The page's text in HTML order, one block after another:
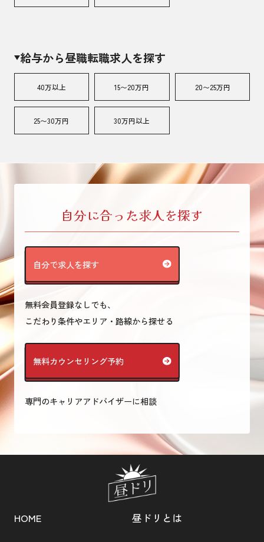
給与から昼職転職求人を探す
40万以上 15〜20万円 20〜25万円
25〜30万円 30万円以上
自分に合った求人を探す
自分で求人を探す
無料会員登録なしでも、
こだわり条件やエリア・路線から探せる
無料カウンセリング予約
専門のキャリアアドバイザーに相談
HOME 昼ドリとは